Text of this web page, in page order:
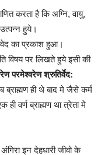
करता है कि अग्नि, वायु,
हुये।
का प्रकाश हुआ।
विषय पर लिखते हुये इसी की
परमेश्वरेण श्रुतिर्वेद:
ब्राह्मण ही थे बाद मे जैसे कर्म
वर्ण ब्राह्मण था त्रेता मे
इन देहधारी जीवो के